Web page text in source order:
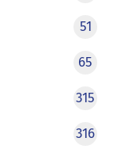
51
65
315
316